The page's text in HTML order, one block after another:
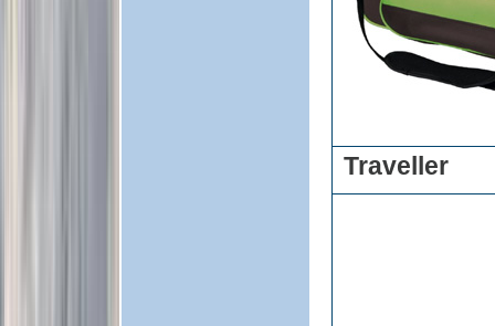
Traveller